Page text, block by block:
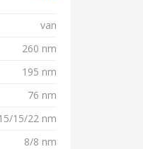
van
260 nm
195 nm
76 nm
15/22 nm
8/8 nm